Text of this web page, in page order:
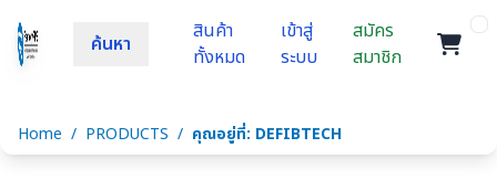
ค้นหา
สินค้า
ทั้งหมด
เข้าสู่
ระบบ
สมัคร
สมาชิก
Home / PRODUCTS / คุณอยู่ที่: DEFIBTECH